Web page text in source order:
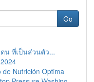
Go
น ที่เป็นส่วนตัว...
de Nutrición Optima